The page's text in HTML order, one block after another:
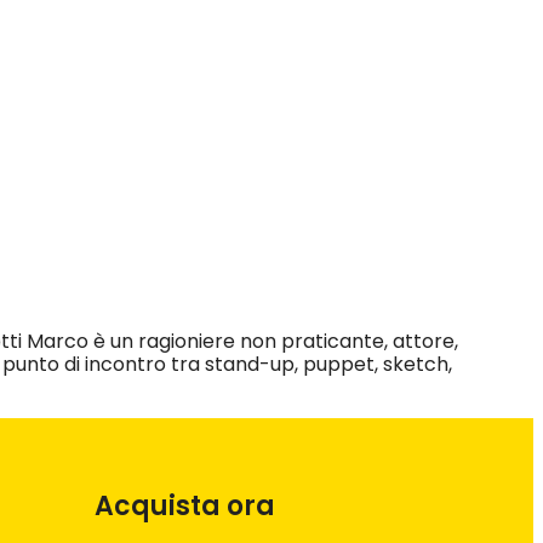
Marco è un ragioniere non praticante, attore,
di incontro tra stand-up, puppet, sketch,
Acquista ora